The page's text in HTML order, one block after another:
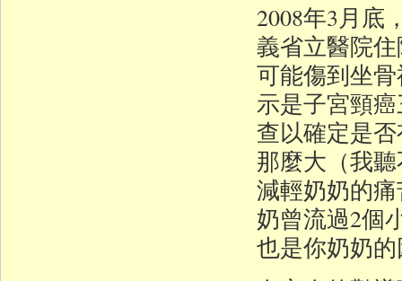
2008年3月底
義省立醫院
可能傷到坐
示是子宮頸
查以確定是
那麼大（我
減輕奶奶的
奶曾流過2個
也是你奶奶